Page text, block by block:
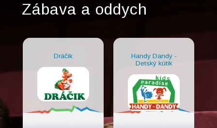
Zábava a oddych
Dráčik
Handy Dandy -
Detský kútik